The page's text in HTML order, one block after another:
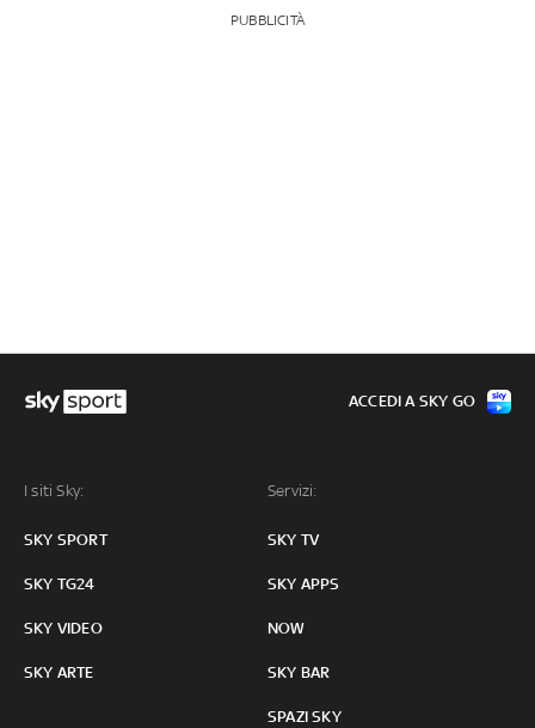
PUBBLICITÀ
I siti Sky:
SKY SPORT
SKY TG24
SKY VIDEO
SKY ARTE
Servizi:
SKY TV
SKY APPS
NOW
SKY BAR
SPAZI SKY
ACCEDI A SKY GO